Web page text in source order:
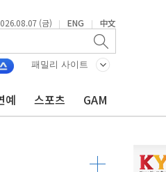
(금) | ENG | 中文
패밀리 사이트
예 스포츠 GAM
기록
른 중동 화약고